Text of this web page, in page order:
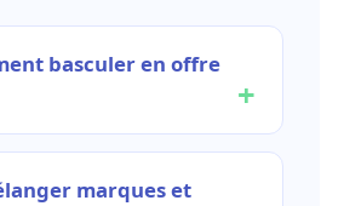
basculer en offre
marques et